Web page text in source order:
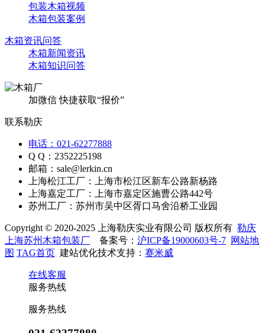
包装木箱视频
木箱包装案例
木箱资讯问答
木箱新闻资讯
木箱知识问答
加微信 快捷获取“报价”
联系勒庆
电话：021-62277888
Q Q：2352225198
邮箱：sale@lerkin.cn
上海松江工厂：上海市松江区新车公路新杨路
上海嘉定工厂：上海市嘉定区施曹公路442号
苏州工厂：苏州市吴中区胥口马舍沿桥工业园
Copyright © 2020-2025 上海勒庆实业有限公司 版权所有 勒庆
上海苏州木箱包装厂 备案号： 沪ICP备19000603号-7 网站地
图 TAG首页 建站优化技术支持： 赛米威
在线客服
服务热线
服务热线